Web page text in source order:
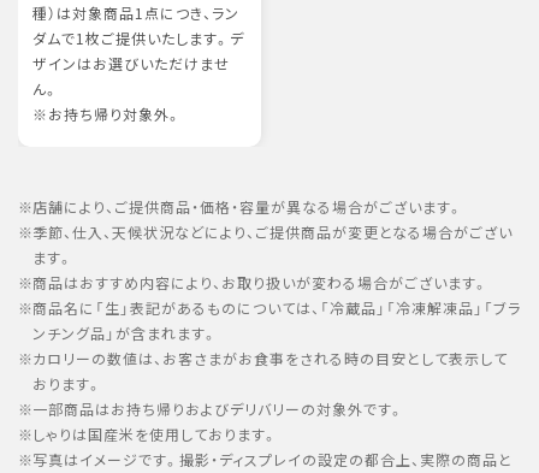
種）は対象商品1点につき、ラン
ダムで1枚ご提供いたします。デ
ザインはお選びいただけませ
ん。
※お持ち帰り対象外。
店舗により、ご提供商品・価格・容量が異なる場合がございます。
季節、仕入、天候状況などにより、ご提供商品が変更となる場合がござい
ます。
商品はおすすめ内容により、お取り扱いが変わる場合がございます。
商品名に「生」表記があるものについては、「冷蔵品」「冷凍解凍品」「ブラ
ンチング品」が含まれます。
カロリーの数値は、お客さまがお食事をされる時の目安として表示して
おります。
一部商品はお持ち帰りおよびデリバリーの対象外です。
しゃりは国産米を使用しております。
写真はイメージです。撮影・ディスプレイの設定の都合上、実際の商品と